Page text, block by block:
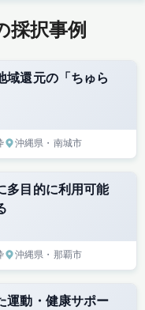
採択事例
域還元の「ちゅら
沖縄県 ・南城市
多目的に利用可能
沖縄県 ・那覇市
運動・健康サポー